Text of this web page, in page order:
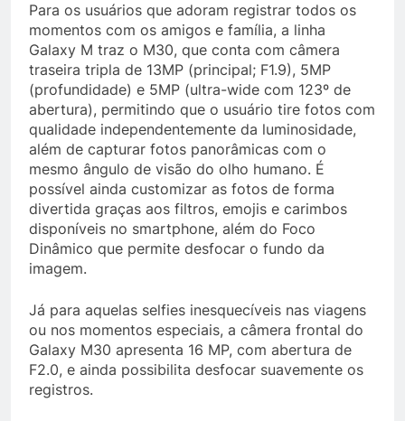
Para os usuários que adoram registrar todos os
momentos com os amigos e família, a linha
Galaxy M traz o M30, que conta com câmera
traseira tripla de 13MP (principal; F1.9), 5MP
(profundidade) e 5MP (ultra-wide com 123º de
abertura), permitindo que o usuário tire fotos com
qualidade independentemente da luminosidade,
além de capturar fotos panorâmicas com o
mesmo ângulo de visão do olho humano. É
possível ainda customizar as fotos de forma
divertida graças aos filtros, emojis e carimbos
disponíveis no smartphone, além do Foco
Dinâmico que permite desfocar o fundo da
imagem.
Já para aquelas selfies inesquecíveis nas viagens
ou nos momentos especiais, a câmera frontal do
Galaxy M30 apresenta 16 MP, com abertura de
F2.0, e ainda possibilita desfocar suavemente os
registros.